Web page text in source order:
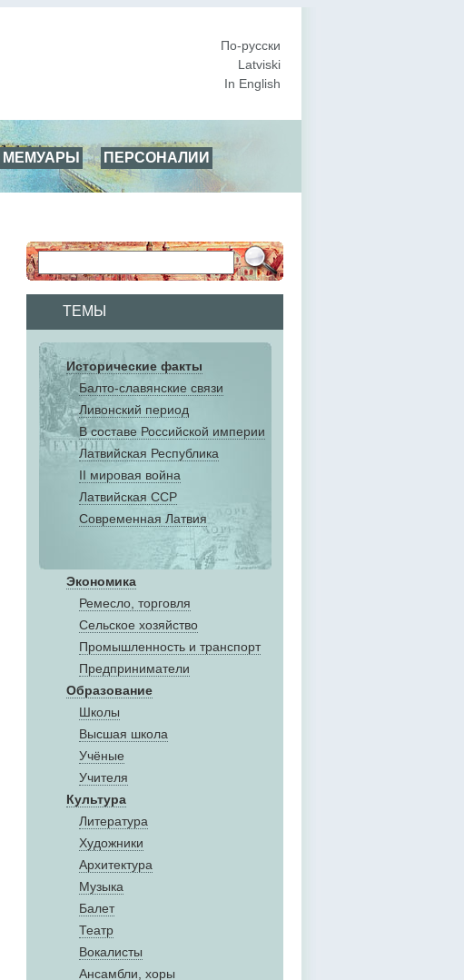
По-русски
Latviski
In English
МЕМУАРЫ
ПЕРСОНАЛИИ
ТЕМЫ
Исторические факты
Балто-славянские связи
Ливонский период
В составе Российской империи
Латвийская Республика
II мировая война
Латвийская ССР
Современная Латвия
Экономика
Ремесло, торговля
Сельское хозяйство
Промышленность и транспорт
Предприниматели
Образование
Школы
Высшая школа
Учёные
Учителя
Культура
Литература
Художники
Aрхитектура
Музыка
Балет
Театр
Вокалисты
Aнсамбли, хоры